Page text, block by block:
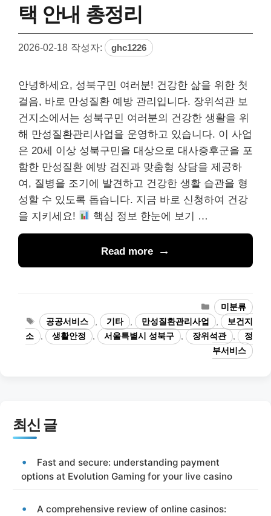
택 안내 총정리
2026-02-18 작성자: ghc1226
안녕하세요, 성북구민 여러분! 건강한 삶을 위한 첫
걸음, 바로 만성질환 예방 관리입니다. 장위석관 보
건지소에서는 성북구민 여러분의 건강한 생활을 위
해 만성질환관리사업을 운영하고 있습니다. 이 사업
은 20세 이상 성북구민을 대상으로 대사증후군을 포
함한 만성질환 예방 검진과 맞춤형 상담을 제공하
여, 질병을 조기에 발견하고 건강한 생활 습관을 형
성할 수 있도록 돕습니다. 지금 바로 신청하여 건강
을 지키세요!
핵심 정보 한눈에 보기 …
Read more
카
테
고
리
미분류
태
그
공공서비스 기타 만성질환관리사업
보건지
소
생활안정 서울특별시 성북구 장위석관
정
부서비스
최신 글
Fast and secure: understanding payment
options at Evolution Gaming for your live casino
A comprehensive review of online casinos: